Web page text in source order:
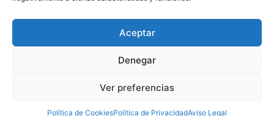
Aceptar
Denegar
Ver preferencias
Política de CookiesPolítica de PrivacidadAviso Legal
En fotomatonesmurcia.es te ofrecemos nuestro
servicio de fotomatón en Murcia y Alicante.
¡No dudes en contactarnos!
622 382 713- 968 205 280
¡LLÁMANOS!